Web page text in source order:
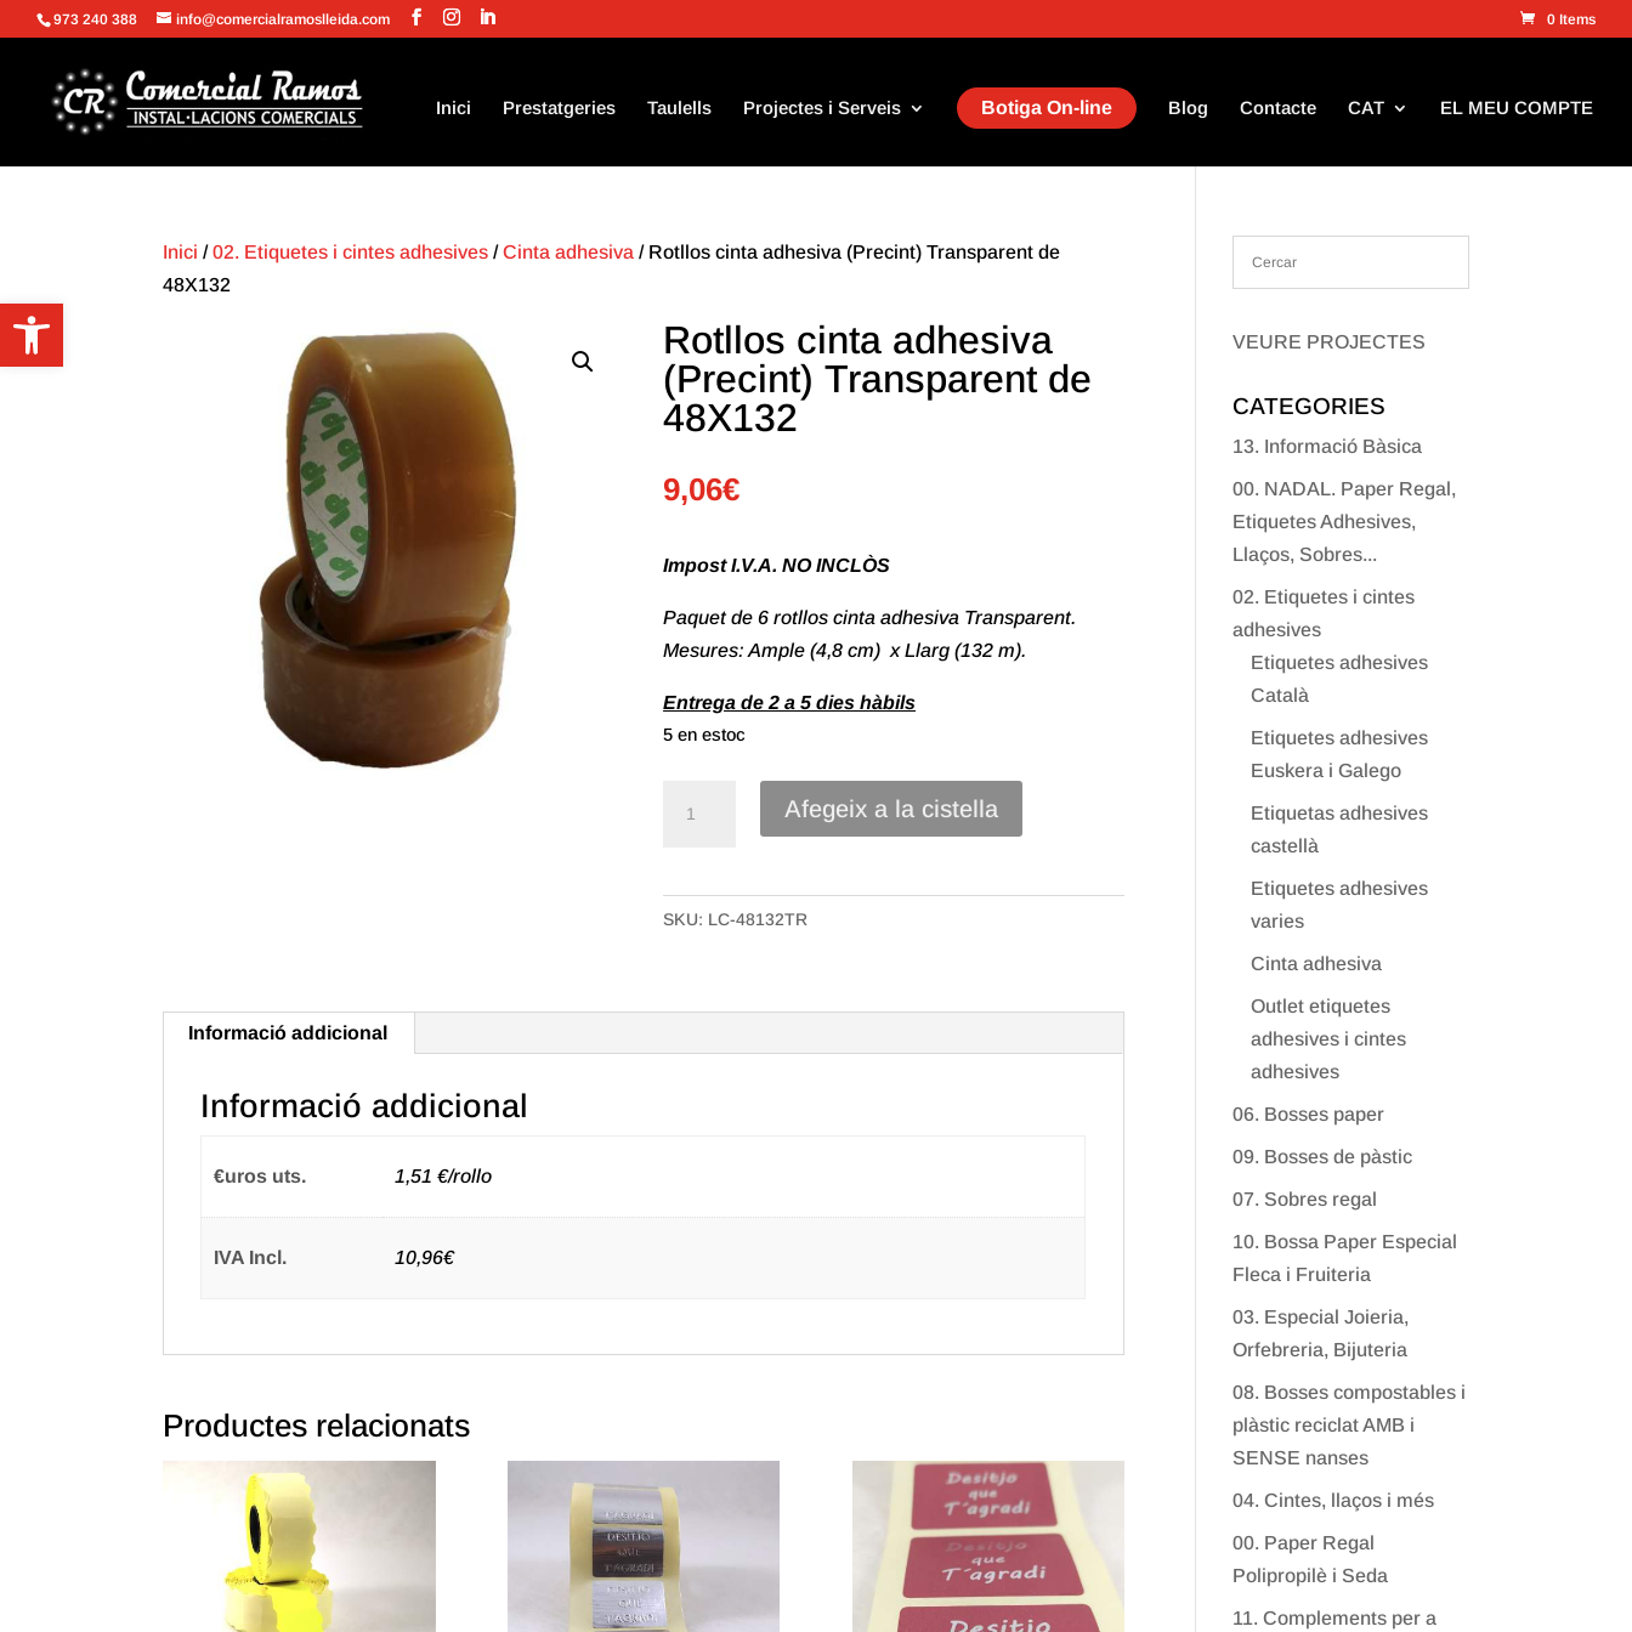
Obre la barra d'eines
973 240 388 info@comercialramoslleida.com 0 Items
Inici Prestatgeries Taulells Projectes i Serveis Botiga On-line Blog Contacte CAT EL MEU COMPTE
Inici /02. Etiquetes i cintes adhesives /Cinta adhesiva / Rotllos cinta adhesiva (Precint) Transparent de
48X132
Rotllos cinta adhesiva
(Precint) Transparent de
48X132
9,06€
Impost I.V.A. NO INCLÒS
Paquet de 6 rotllos cinta adhesiva Transparent.
Mesures: Ample (4,8 cm) x Llarg (132 m).
Entrega de 2 a 5 dies hàbils
5 en estoc
cinta
adhesiva
48X132
Afegeix a la cistella
SKU: LC-48132TR
Informació addicional
Informació addicional
€uros uts. 1,51 €/rollo
IVA Incl. 10,96€
Productes relacionats
VEURE PROJECTES
CATEGORIES
13. Informació Bàsica
00. NADAL. Paper Regal,
Etiquetes Adhesives,
Llaços, Sobres...
02. Etiquetes i cintes
adhesives
Etiquetes adhesives
Català
Etiquetes adhesives
Euskera i Galego
Etiquetas adhesives
castellà
Etiquetes adhesives
varies
Cinta adhesiva
Outlet etiquetes
adhesives i cintes
adhesives
06. Bosses paper
09. Bosses de pàstic
07. Sobres regal
10. Bossa Paper Especial
Fleca i Fruiteria
03. Especial Joieria,
Orfebreria, Bijuteria
08. Bosses compostables i
plàstic reciclat AMB i
SENSE nanses
04. Cintes, llaços i més
00. Paper Regal
Polipropilè i Seda
11. Complements per a